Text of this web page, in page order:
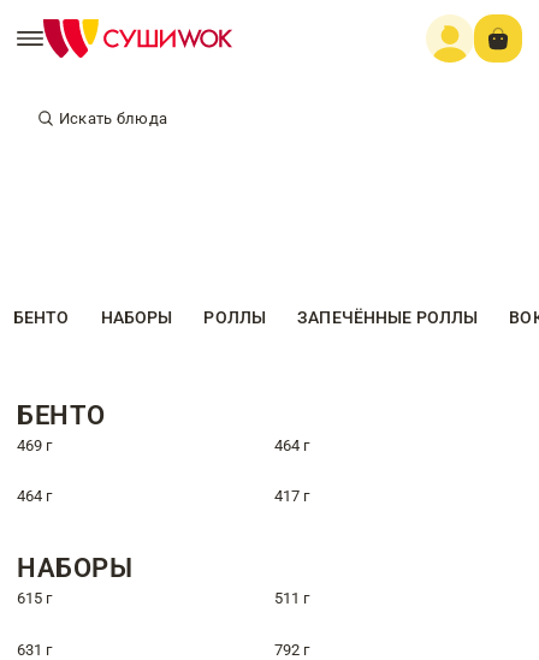
Искать блюда
БЕНТО НАБОРЫ РОЛЛЫ ЗАПЕЧЁННЫЕ РОЛЛЫ
БЕНТО
469 г 464 г
464 г 417 г
НАБОРЫ
615 г 511 г
631 г 792 г